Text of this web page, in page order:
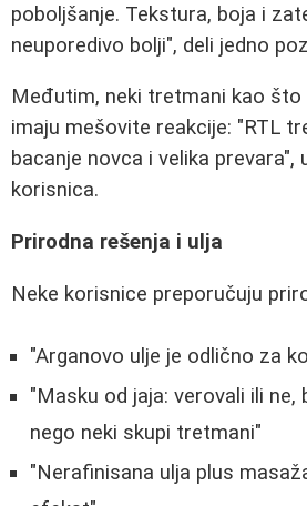
poboljšanje. Tekstura, boja i
neuporedivo bolji", deli jedno
Međutim, neki tretmani kao
imaju mešovite reakcije: "RTL
bacanje novca i velika prevara",
korisnica.
Prirodna rešenja i ulja
Neke korisnice preporučuju
"Arganovo ulje je odlično za
"Masku od jaja: verovali ili ne,
nego neki skupi tretmani"
"Nerafinisana ulja plus